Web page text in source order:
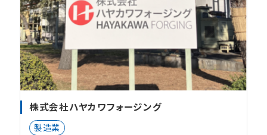
株式会社ハヤカワフォージング
製造業